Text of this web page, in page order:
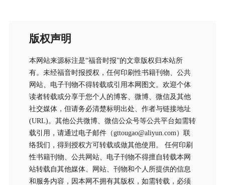
版权声明
本网站来源标注是“福音时报”的文章版权归本站所
有。未经福音时报授权，任何印刷性书籍刊物、公共
网站、电子刊物不得转载或引用本网图文。欢迎个体
读者转载或分享于您个人的博客、微博、微信及其他
社交媒体，但请务必清楚标明出处、作者与链接地址
(URL)。其他公共微博、微信公众号等公共平台如需转
载引用，请通过电子邮件（gttougao@aliyun.com）联
络我们，得到授权方可转载或做其他使用。 任何印刷
性书籍刊物、公共网站、电子刊物不得擅自转载本网
站转载自其他媒体、网站、刊物和个人所提供的信息
和服务内容，因本网不拥有其版权，如需转载，必须